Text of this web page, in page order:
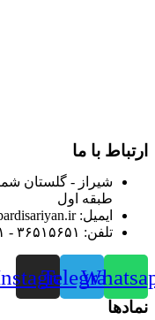
ارتباط با ما
شیراز - گلستان
طبقه اول
ایمیل: info@irsapardisariyan.ir
تلفن: ۳۶۵۱۵۶۵۱ - ۰۷۱
Telegram
نمادها